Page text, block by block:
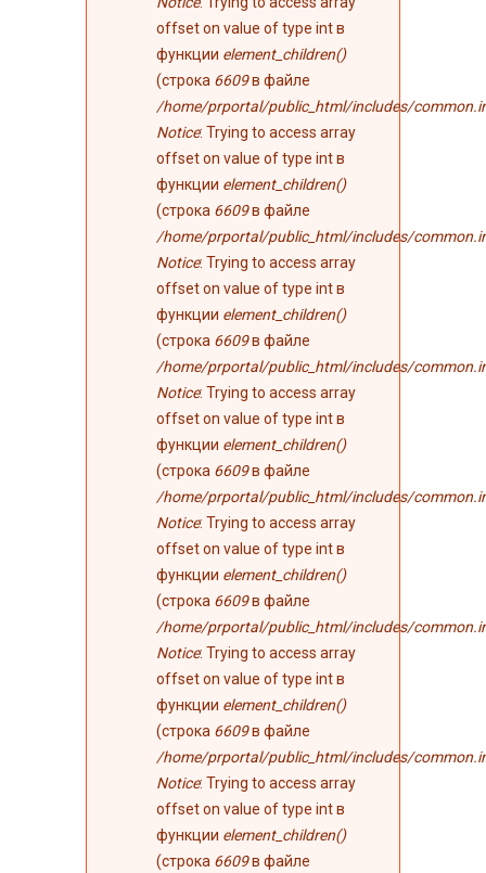
offset on value of type int в
функции element_children()
(строка 6609в файле
/home/prportal/public_html/includes/
Notice: Trying to access array
offset on value of type int в
функции element_children()
(строка 6609в файле
/home/prportal/public_html/includes/
Notice: Trying to access array
offset on value of type int в
функции element_children()
(строка 6609в файле
/home/prportal/public_html/includes/
Notice: Trying to access array
offset on value of type int в
функции element_children()
(строка 6609в файле
/home/prportal/public_html/includes/
Notice: Trying to access array
offset on value of type int в
функции element_children()
(строка 6609в файле
/home/prportal/public_html/includes/
Notice: Trying to access array
offset on value of type int в
функции element_children()
(строка 6609в файле
/home/prportal/public_html/includes/
Notice: Trying to access array
offset on value of type int в
функции element_children()
(строка 6609в файле